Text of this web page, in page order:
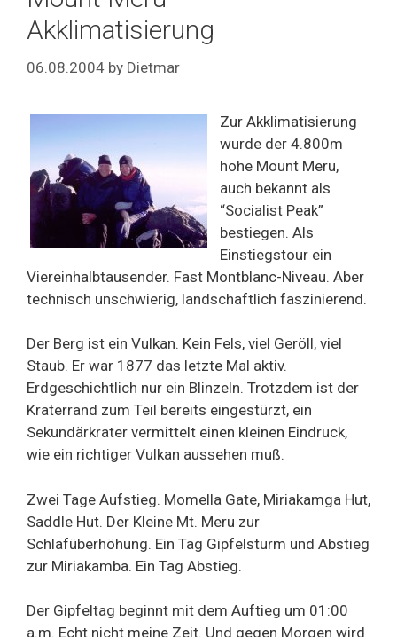
Akklimatisierung
06.08.2004 by Dietmar
Zur Akklimatisierung
wurde der 4.800m
hohe Mount Meru,
auch bekannt als
“Socialist Peak”
bestiegen. Als
Einstiegstour ein
Viereinhalbtausender. Fast Montblanc-Niveau. Aber
technisch unschwierig, landschaftlich faszinierend.
Der Berg ist ein Vulkan. Kein Fels, viel Geröll, viel
Staub. Er war 1877 das letzte Mal aktiv.
Erdgeschichtlich nur ein Blinzeln. Trotzdem ist der
Kraterrand zum Teil bereits eingestürzt, ein
Sekundärkrater vermittelt einen kleinen Eindruck,
wie ein richtiger Vulkan aussehen muß.
Zwei Tage Aufstieg. Momella Gate, Miriakamga Hut,
Saddle Hut. Der Kleine Mt. Meru zur
Schlafüberhöhung. Ein Tag Gipfelsturm und Abstieg
zur Miriakamba. Ein Tag Abstieg.
Der Gipfeltag beginnt mit dem Auftieg um 01:00
a.m. Echt nicht meine Zeit. Und gegen Morgen wird